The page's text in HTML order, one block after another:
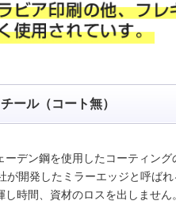
ール（コート無）
ーデン鋼を使用したコーティング
が開発したミラーエッジと呼ば
し時間、資材のロスを出しません。